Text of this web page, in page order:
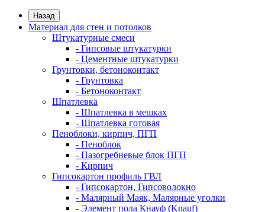
Назад
Материал для стен и потолков
Штукатурные смеси
- Гипсовые штукатурки
- Цементные штукатурки
Грунтовки, бетоноконтакт
- Грунтовка
- Бетоноконтакт
Шпатлевка
- Шпатлевка в мешках
- Шпатлевка готовая
Пеноблоки, кирпич, ПГП
- Пеноблок
- Пазогребневые блок ПГП
- Кирпич
Гипсокартон профиль ГВЛ
- Гипсокартон, Гипсоволокно
- Малярный Маяк, Малярные уголки
- Элемент пола Кнауф (Knauf)